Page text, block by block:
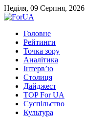
Неділя, 09 Серпня, 2026
Головне
Рейтинги
Точка зору
Аналітика
Інтерв’ю
Столиця
Дайджест
TOP For UA
Суспiльство
Культура